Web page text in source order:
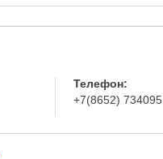
Телефон:
+7(8652) 734095